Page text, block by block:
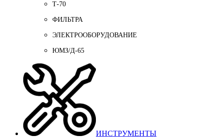
Т-70
ФИЛЬТРА
ЭЛЕКТРООБОРУДОВАНИЕ
ЮМЗ/Д-65
ИНСТРУМЕНТЫ